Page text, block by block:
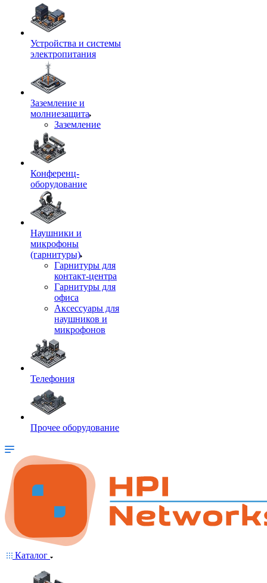
Устройства и системы
электропитания
Заземление и
молниезащита
Заземление
Конференц-
оборудование
Наушники и
микрофоны
(гарнитуры)
Гарнитуры для
контакт-центра
Гарнитуры для
офиса
Аксессуары для
наушников и
микрофонов
Телефония
Прочее оборудование
Каталог